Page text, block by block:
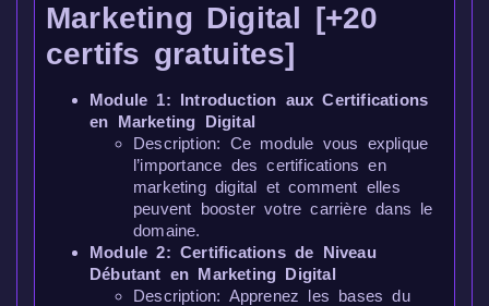
Marketing Digital [+20
certifs gratuites]
Module 1: Introduction aux Certifications
en Marketing Digital
Description: Ce module vous explique
l’importance des certifications en
marketing digital et comment elles
peuvent booster votre carrière dans le
domaine.
Module 2: Certifications de Niveau
Débutant en Marketing Digital
Description: Apprenez les bases du